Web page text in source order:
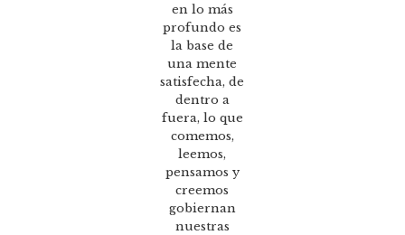
en lo más
profundo es
la base de
una mente
satisfecha, de
dentro a
fuera, lo que
comemos,
leemos,
pensamos y
creemos
gobiernan
nuestras